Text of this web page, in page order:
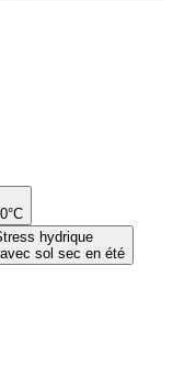
hydrique
sol sec en été